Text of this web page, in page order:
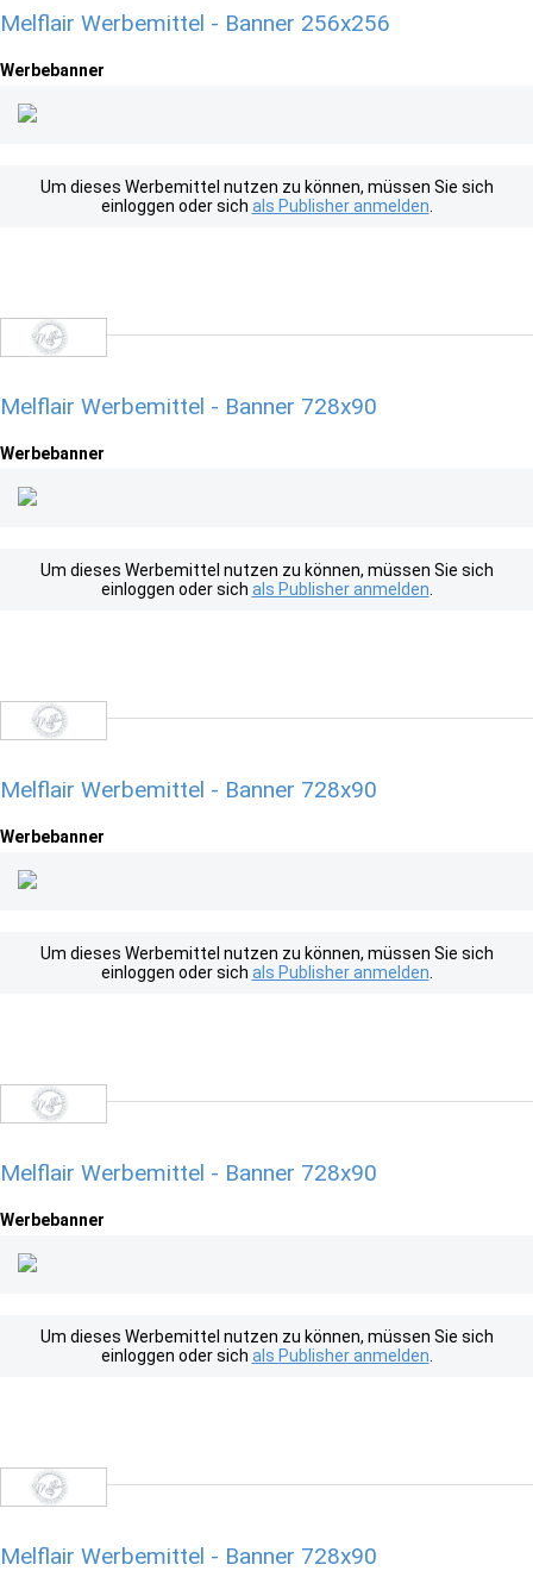
Melflair Werbemittel - Banner 256x256
Werbebanner
Um dieses Werbemittel nutzen zu können, müssen Sie sich
einloggen oder sich als Publisher anmelden
Melflair Werbemittel - Banner 728x90
Werbebanner
Um dieses Werbemittel nutzen zu können, müssen Sie sich
einloggen oder sich als Publisher anmelden
Melflair Werbemittel - Banner 728x90
Werbebanner
Um dieses Werbemittel nutzen zu können, müssen Sie sich
einloggen oder sich als Publisher anmelden
Melflair Werbemittel - Banner 728x90
Werbebanner
Um dieses Werbemittel nutzen zu können, müssen Sie sich
einloggen oder sich als Publisher anmelden
Melflair Werbemittel - Banner 728x90